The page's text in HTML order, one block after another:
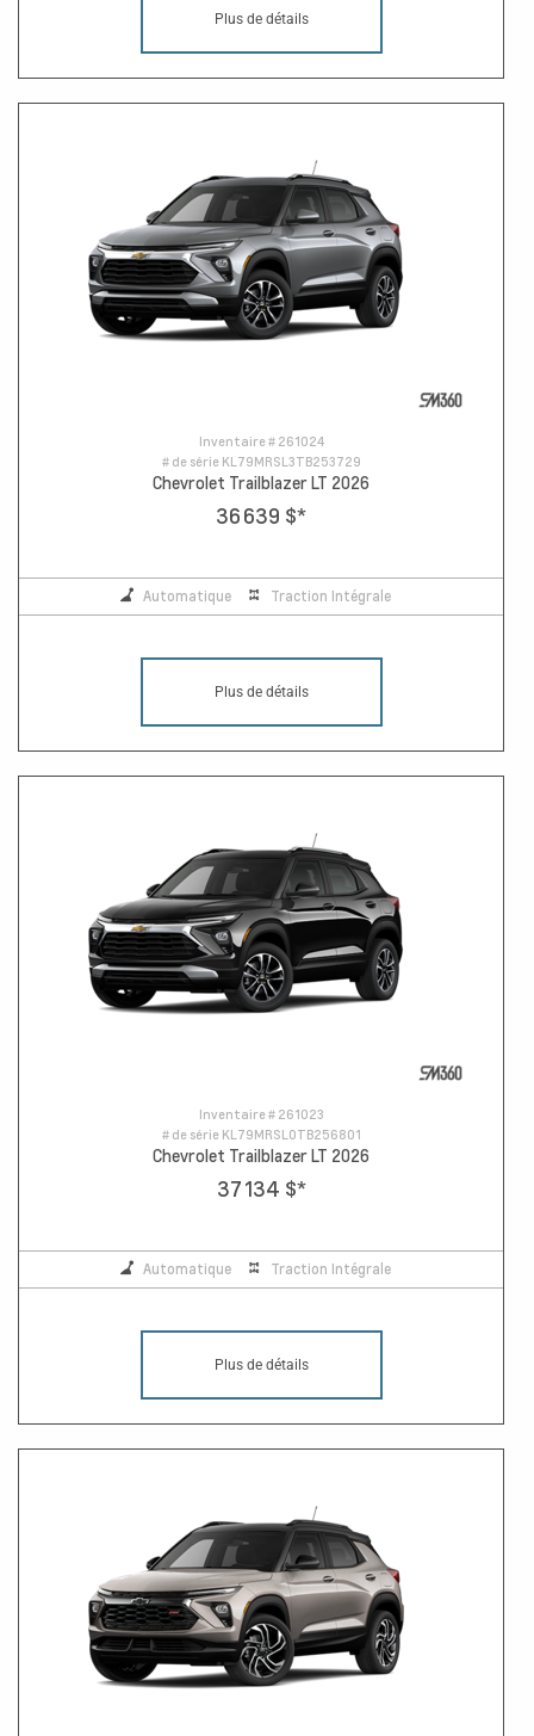
Plus de détails
Inventaire # 261024
# de série KL79MRSL3TB253729
Chevrolet Trailblazer LT 2026
36 639 $*
Automatique Traction Intégrale
Plus de détails
Inventaire # 261023
# de série KL79MRSL0TB256801
Chevrolet Trailblazer LT 2026
37 134 $*
Automatique Traction Intégrale
Plus de détails